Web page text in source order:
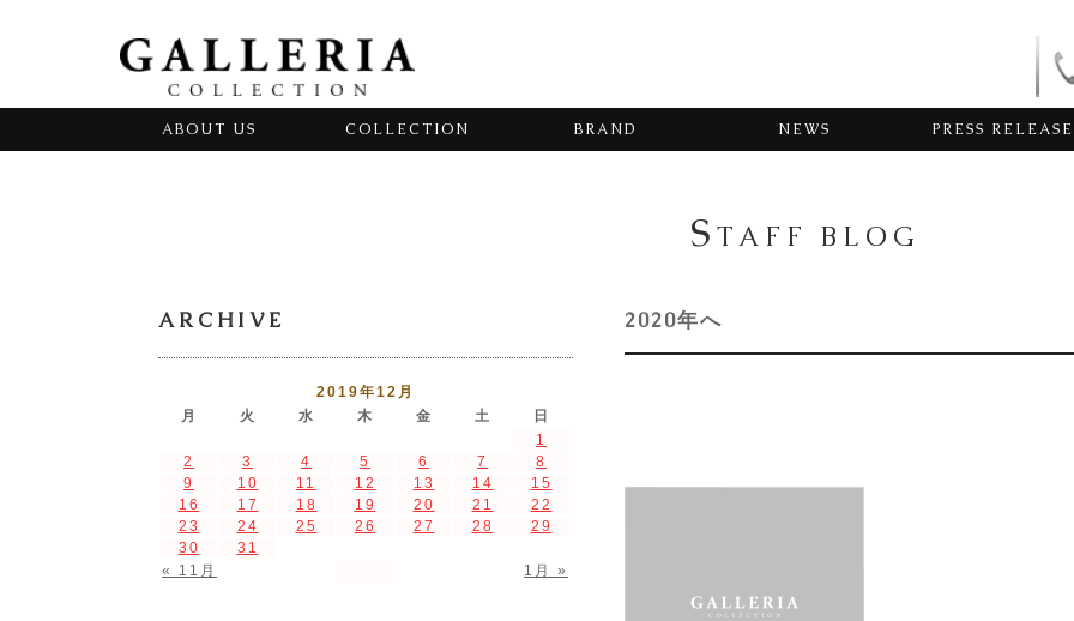
ABOUT US COLLECTION BRAND NEWS PRESS RELEASE
S TAFF BLOG
2020年へ
ARCHIVE
2019年12月
月
火 水 木 金 土 日
« 11月 1月 »
1
2
3 4 5 6 7
8
9
10 11 12 13 14
15
16
17 18 19 20 21
22
23
24 25 26 27 28
29
30
31